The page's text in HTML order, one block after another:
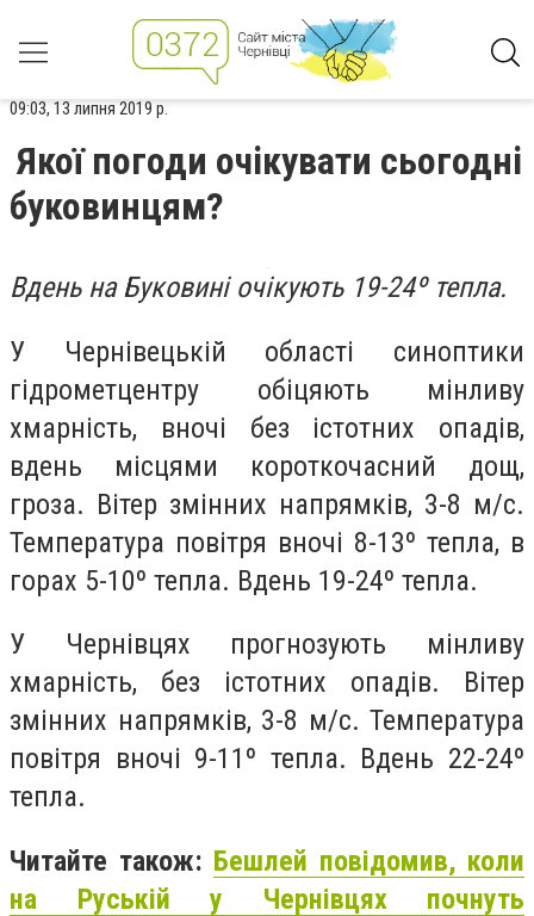
09:03, 13 липня 2019 р.
Якої погоди очікувати сьогодні
буковинцям?
Вдень на Буковині очікують 19-24º тепла.
У Чернівецькій області синоптики
гідрометцентру обіцяють мінливу
хмарність, вночі без істотних опадів,
вдень місцями короткочасний дощ,
гроза. Вітер змінних напрямків, 3-8 м/с.
Температура повітря вночі 8-13º тепла, в
горах 5-10º тепла. Вдень 19-24º тепла.
У Чернівцях прогнозують мінливу
хмарність, без істотних опадів. Вітер
змінних напрямків, 3-8 м/с. Температура
повітря вночі 9-11º тепла. Вдень 22-24º
тепла.
Читайте також: Бешлей повідомив, коли
на Руській у Чернівцях почнуть